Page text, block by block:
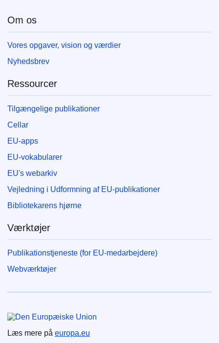
Om os
Vores opgaver, vision og værdier
Nyhedsbrev
Ressourcer
Tilgængelige publikationer
Cellar
EU-apps
EU-vokabularer
EU's webarkiv
Vejledning i Udformning af EU-publikationer
Bibliotekarens hjørne
Værktøjer
Publikationstjeneste (for EU-medarbejdere)
Webværktøjer
Læs mere på europa.eu